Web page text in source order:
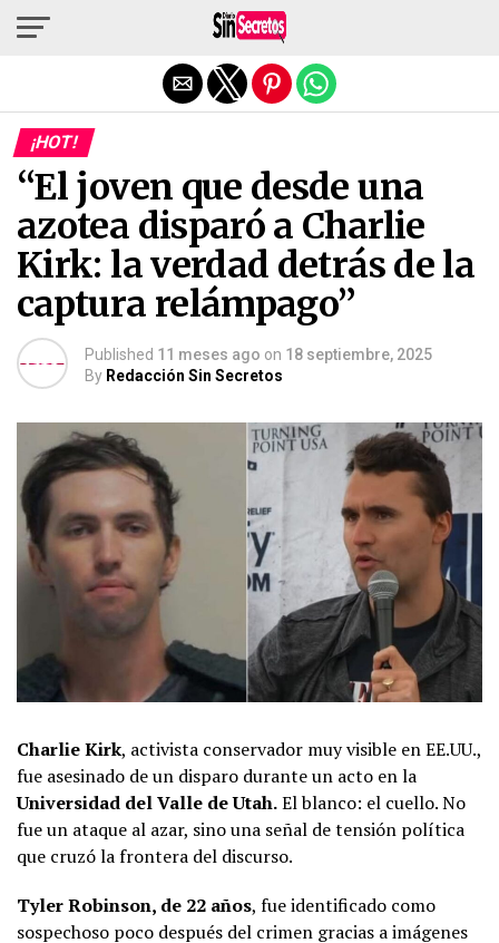
¡HOT!
“El joven que desde una
azotea disparó a Charlie
Kirk: la verdad detrás de la
captura relámpago”
Published 11 meses ago on 18 septiembre, 2025
By Redacción Sin Secretos
Charlie Kirk, activista conservador muy visible en EE.UU.,
fue asesinado de un disparo durante un acto en la
Universidad del Valle de Utah.El blanco: el cuello. No
fue un ataque al azar, sino una señal de tensión política
que cruzó la frontera del discurso.
Tyler Robinson, de 22 años, fue identificado como
sospechoso poco después del crimen gracias a imágenes
Salir de la versión móvil